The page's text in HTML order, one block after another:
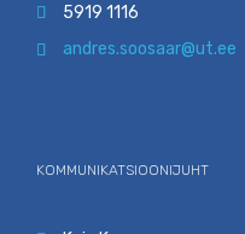
 5919 1116
 andres.soosaar@ut.ee
KOMMUNIKATSIOONIJUHT